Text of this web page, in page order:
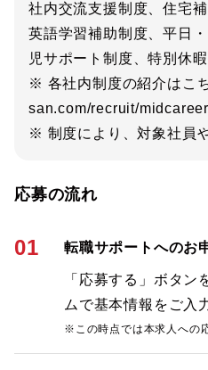
社内交流支援制度、住宅
英語学習補助制度、平日
児サポート制度、特別休
※ 各社内制度の紹介は
san.com/recruit/
※ 制度により、対象社員
応募の流れ
01 転職サポートへのお
「応募する」ボタン
ムで基本情報をご入
※この時点では本求人への